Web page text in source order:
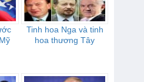
Tinh hoa Nga và tinh
hoa thương Tây